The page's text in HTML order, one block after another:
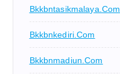
Bkkbntasikmalaya.com
Bkkbnkediri.com
Bkkbnmadiun.com